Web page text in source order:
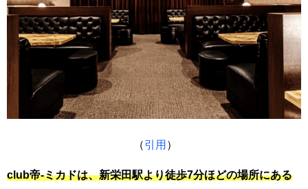
（引用 ）
club帝-ミカドは、新栄田駅より徒歩7分ほどの場所にある